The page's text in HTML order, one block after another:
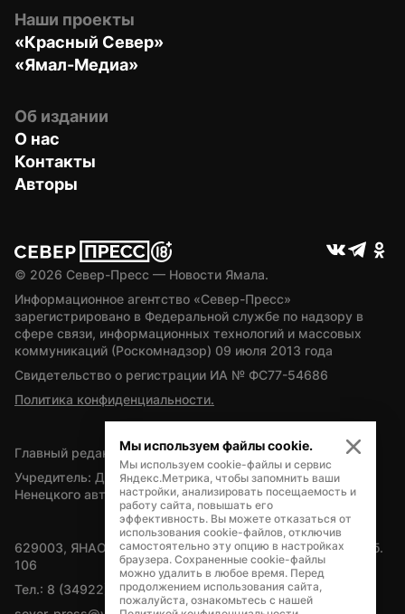
Наши проекты
«Красный Север»
«Ямал-Медиа»
Об издании
О нас
Контакты
Авторы
© 2026 Север-Пресс — Новости Ямала.
Информационное агентство «Север-Пресс»
зарегистрировано в Федеральной службе по надзору в
сфере связи, информационных технологий и массовых
коммуникаций (Роскомнадзор) 09 июля 2013 года
Свидетельство о регистрации ИА № ФС77-54686
Политика конфиденциальности.
Главный редактор — А.Л. Поздеев
Учредитель: Департамент внутренней политики Ямало-
Ненецкого автономного округа
629003, ЯНАО, Салехард, мкр. Богдана Кнунянца, д.1, каб.
106
Тел.: 8 (34922) 71262
Мы используем файлы cookie.
Мы используем cookie-файлы и сервис
Яндекс.Метрика, чтобы запомнить ваши
настройки, анализировать посещаемость и
работу сайта, повышать его
эффективность. Вы можете отказаться от
использования cookie-файлов, отключив
самостоятельно эту опцию в настройках
браузера. Сохраненные cookie-файлы
можно удалить в любое время. Перед
продолжением использования сайта,
пожалуйста, ознакомьтесь с нашей